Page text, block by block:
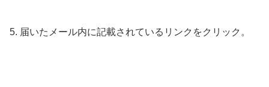
5. 届いたメール内に記載されているリンクをクリック。